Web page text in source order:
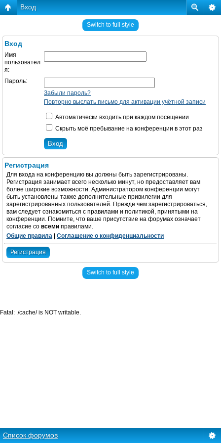
Вход
Switch to full style
Вход
Имя
пользовател
я:
Пароль:
Забыли пароль?
Повторно выслать письмо для активации учётной записи
Автоматически входить при каждом посещении
Скрыть моё пребывание на конференции в этот раз
Регистрация
Для входа на конференцию вы должны быть зарегистрированы.
Регистрация занимает всего несколько минут, но предоставляет вам
более широкие возможности. Администратором конференции могут
быть установлены также дополнительные привилегии для
зарегистрированных пользователей. Прежде чем зарегистрироваться,
вам следует ознакомиться с правилами и политикой, принятыми на
конференции. Помните, что ваше присутствие на форумах означает
согласие со всеми правилами.
Общие правила
Соглашение о конфиденциальности
Регистрация
Switch to full style
Список форумов
Fatal: ./cache/ is NOT writable.